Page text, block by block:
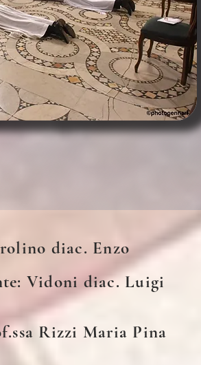
diac. Enzo
Vidoni diac. Luigi
Rizzi Maria Pina